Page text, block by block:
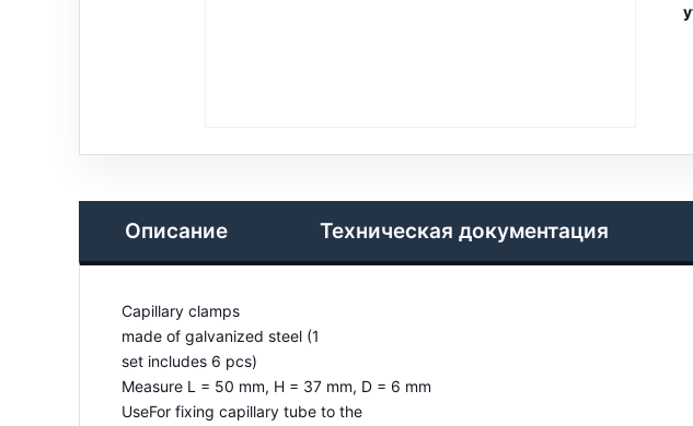
Описание Техническая документация
Capillary clamps
made of galvanized steel (1
set includes 6 pcs)
Measure L = 50 mm, H = 37 mm, D = 6 mm
UseFor fixing capillary tube to the